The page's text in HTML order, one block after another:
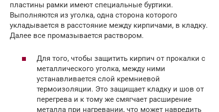
пластины рамки имеют специальные буртики.
Выполняются из уголка, одна сторона которого
укладывается в расстояние между кирпичами, в кладку.
Далее все промазывается раствором.
Для того, чтобы защитить кирпич от прокалки с
металлического уголка, между ними
устанавливается слой кремниевой
термоизоляции. Это защищает кладку и шов от
перегрева и к тому же смягчает расширение
металла при нагревании, что может навредить